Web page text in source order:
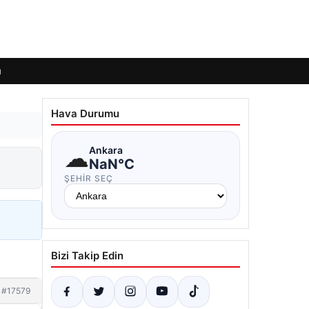
#17579
Hava Durumu
☁Ankara
NaN°C
ŞEHIR SEÇ
Bizi Takip Edin